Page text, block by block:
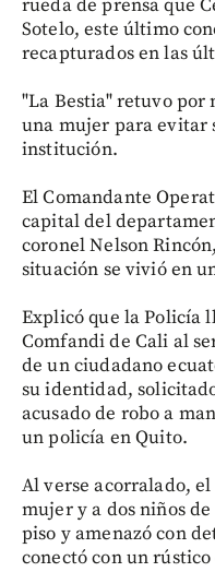
rueda de prensa que
Sotelo, este último
recapturados en las
"La Bestia" retuvo por
una mujer para evitar
institución.
El Comandante
capital del
coronel Nelson
situación se vivió en
Explicó que la Policía
Comfandi de Cali al
de un ciudadano
su identidad,
acusado de robo a
un policía en Quito.
Al verse acorralado,
mujer y a dos niños
piso y amenazó con
conectó con un